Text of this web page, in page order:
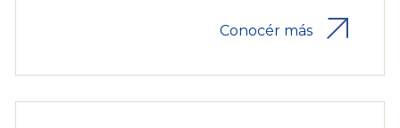
Conocér más